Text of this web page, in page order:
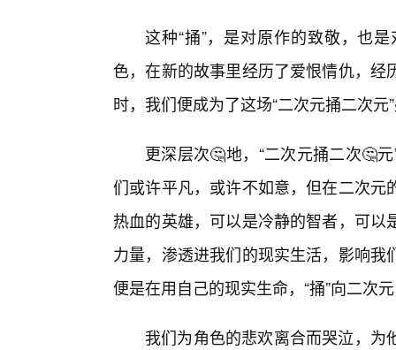
这种“捅”，是对原作的致敬，也
色，在新的故事里经历了爱恨情仇，
时，我们便成为了这场“二次元捅二次
更深层次🤔地，“二次元捅二次🤔
们或许平凡，或许不如意，但在二次
热血的英雄，可以是冷静的智者，可
力量，渗透进我们的现实生活，影响
便是在用自己的现实生命，“捅”向二次
我们为角色的悲欢离合而哭泣，